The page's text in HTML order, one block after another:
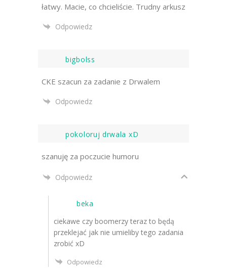
łatwy. Macie, co chcieliście. Trudny arkusz
Odpowiedz
bigbolss
CKE szacun za zadanie z Drwalem
Odpowiedz
pokoloruj drwala xD
szanuję za poczucie humoru
Odpowiedz
beka
ciekawe czy boomerzy teraz to będą
przeklejać jak nie umieliby tego zadania
zrobić xD
Odpowiedz